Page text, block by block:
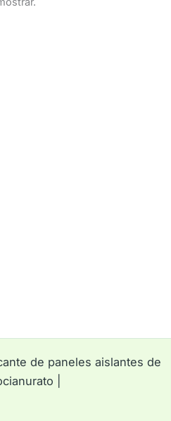
de paneles aislantes de
|